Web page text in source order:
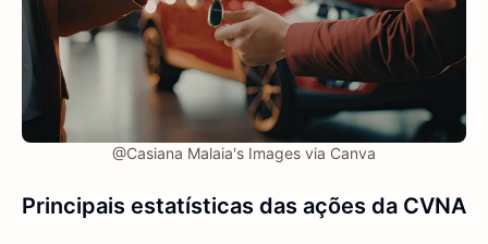
@Casiana Malaia's Images via Canva
Principais estatísticas das ações da CVNA